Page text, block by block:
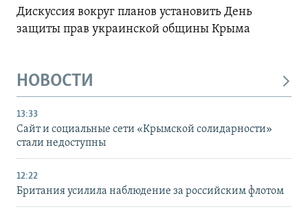
Дискуссия вокруг планов установить День
защиты прав украинской общины Крыма
НОВОСТИ
13:33
Сайт и социальные сети «Крымской солидарности»
стали недоступны
12:22
Британия усилила наблюдение за российским флотом